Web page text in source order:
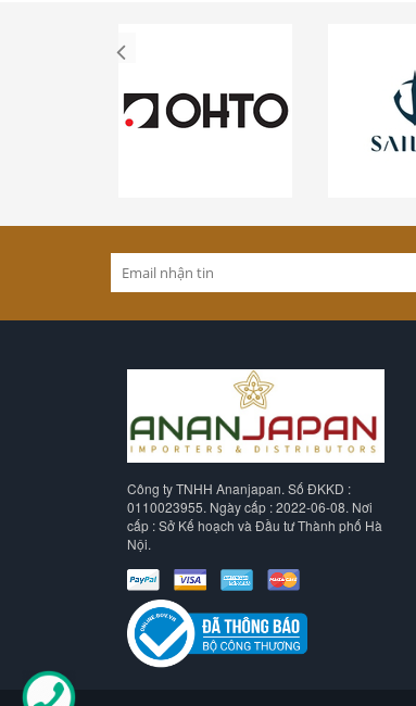
Công ty TNHH Ananjapan. Số ĐKKD :
0110023955. Ngày cấp : 2022-06-08. Nơi
cấp : Sở Kế hoạch và Đầu tư Thành phố Hà
Nội.